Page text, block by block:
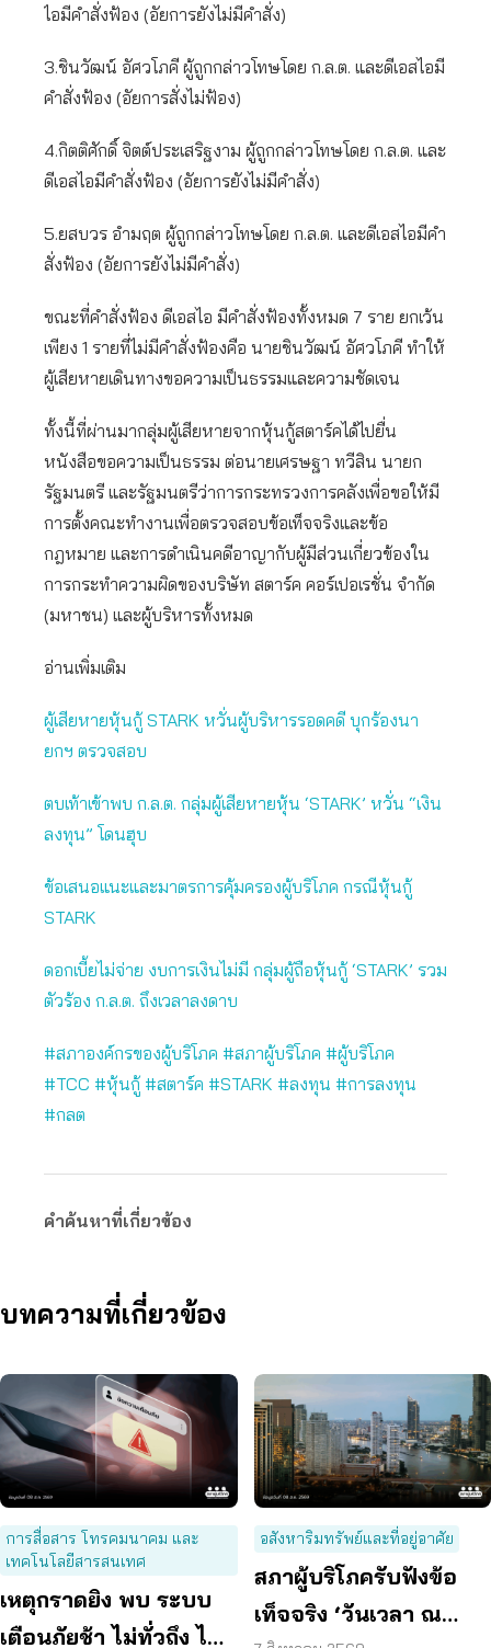
ไอมีคำสั่งฟ้อง (อัยการยังไม่มีคำสั่ง)
3.ชินวัฒน์ อัศวโภคี ผู้ถูกกล่าวโทษโดย ก.ล.ต. และดีเอสไอมี
คำสั่งฟ้อง (อัยการสั่งไม่ฟ้อง)
4.กิตติศักดิ์ จิตต์ประเสริฐงาม ผู้ถูกกล่าวโทษโดย ก.ล.ต. และ
ดีเอสไอมีคำสั่งฟ้อง (อัยการยังไม่มีคำสั่ง)
5.ยสบวร อำมฤต ผู้ถูกกล่าวโทษโดย ก.ล.ต. และดีเอสไอมีคำ
สั่งฟ้อง (อัยการยังไม่มีคำสั่ง)
ขณะที่คำสั่งฟ้อง ดีเอสไอ มีคำสั่งฟ้องทั้งหมด 7 ราย ยกเว้น
เพียง 1 รายที่ไม่มีคำสั่งฟ้องคือ นายชินวัฒน์ อัศวโภคี ทำให้
ผู้เสียหายเดินทางขอความเป็นธรรมและความชัดเจน
ทั้งนี้ที่ผ่านมากลุ่มผู้เสียหายจากหุ้นกู้สตาร์คได้ไปยื่น
หนังสือขอความเป็นธรรม ต่อนายเศรษฐา ทวีสิน นายก
รัฐมนตรี และรัฐมนตรีว่าการกระทรวงการคลังเพื่อขอให้มี
การตั้งคณะทํางานเพื่อตรวจสอบข้อเท็จจริงและข้อ
กฎหมาย และการดําเนินคดีอาญากับผู้มีส่วนเกี่ยวข้องใน
การกระทําความผิดของบริษัท สตาร์ค คอร์เปอเรชั่น จํากัด
(มหาชน) และผู้บริหารทั้งหมด
อ่านเพิ่มเติม
ผู้เสียหายหุ้นกู้ STARK หวั่นผู้บริหารรอดคดี บุกร้องนา
ยกฯ ตรวจสอบ
ตบเท้าเข้าพบ ก.ล.ต. กลุ่มผู้เสียหายหุ้น ‘STARK’ หวั่น “เงิน
ลงทุน” โดนฮุบ
ข้อเสนอแนะและมาตรการคุ้มครองผู้บริโภค กรณีหุ้นกู้
STARK
ดอกเบี้ยไม่จ่าย งบการเงินไม่มี กลุ่มผู้ถือหุ้นกู้ ‘STARK’ รวม
ตัวร้อง ก.ล.ต. ถึงเวลาลงดาบ
#สภาองค์กรของผู้บริโภค #สภาผู้บริโภค #ผู้บริโภค
#TCC #หุ้นกู้ #สตาร์ค #STARK #ลงทุน #การลงทุน
#กลต
คำค้นหาที่เกี่ยวข้อง
บทความที่เกี่ยวข้อง
การสื่อสาร โทรคมนาคม และ
เทคโนโลยีสารสนเทศ
เหตุกราดยิง พบ ระบบ
เตือนภัยช้า ไม่ทั่วถึง ไม่
อสังหาริมทรัพย์และที่อยู่อาศัย
สภาผู้บริโภครับฟังข้อ
เท็จจริง ‘วันเวลา ณ